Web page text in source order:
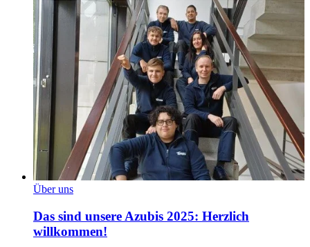
Über uns
Das sind unsere Azubis 2025: Herzlich
willkommen!